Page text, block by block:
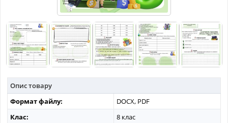
Опис товару
Формат файлу:
DOCX, PDF
Клас:
8 клас